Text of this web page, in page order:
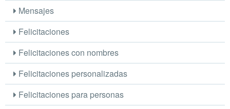
Mensajes
Felicitaciones
Felicitaciones con nombres
Felicitaciones personalizadas
Felicitaciones para personas